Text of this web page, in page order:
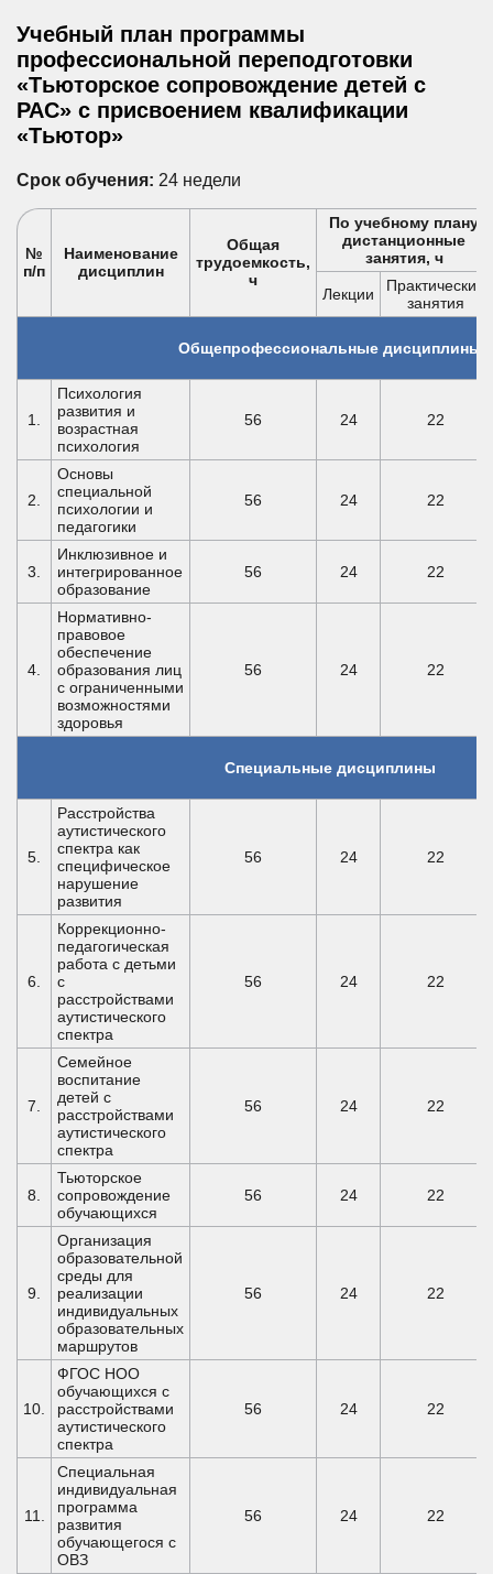
Учебный план программы
профессиональной переподготовки
«Тьюторское сопровождение детей с
РАС» с присвоением квалификации
«Тьютор»
Срок обучения: 24 недели
№
п/п
Наименование
дисциплин
Общая
трудоемкость,
ч
По учебному плану
дистанционные
занятия, ч
Лекции
Практические
занятия
Общепрофессиональные дисциплины
1.
Психология
развития и
возрастная
психология
56 24 22
2.
Основы
специальной
психологии и
педагогики
56 24 22
3.
Инклюзивное и
интегрированное
образование
56 24 22
4.
Нормативно-
правовое
обеспечение
образования лиц
с ограниченными
возможностями
здоровья
56 24 22
Специальные дисциплины
5.
Расстройства
аутистического
спектра как
специфическое
нарушение
развития
56 24 22
6.
Коррекционно-
педагогическая
работа с детьми
с
расстройствами
аутистического
спектра
56 24 22
7.
Семейное
воспитание
детей с
расстройствами
аутистического
спектра
56 24 22
8.
Тьюторское
сопровождение
обучающихся
56 24 22
9.
Организация
образовательной
среды для
реализации
индивидуальных
образовательных
маршрутов
56 24 22
10.
ФГОС НОО
обучающихся с
расстройствами
аутистического
спектра
56 24 22
11.
Специальная
индивидуальная
программа
развития
обучающегося с
ОВЗ
56 24 22